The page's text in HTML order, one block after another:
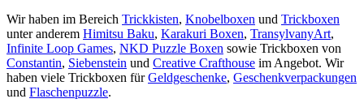
Wir haben im Bereich Trickkisten, Knobelboxen und Trickboxen
unter anderem Himitsu Baku, Karakuri Boxen, TransylvanyArt,
Infinite Loop Games, NKD Puzzle Boxen sowie Trickboxen von
Constantin, Siebenstein und Creative Crafthouse im Angebot. Wir
haben viele Trickboxen fürGeldgeschenke, Geschenkverpackungen
und Flaschenpuzzle.